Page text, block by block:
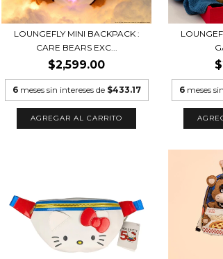
LOUNGEFLY MINI BACKPACK :
CARE BEARS EXC...
$2,599.00
6 meses sin intereses de $433.17 6 meses